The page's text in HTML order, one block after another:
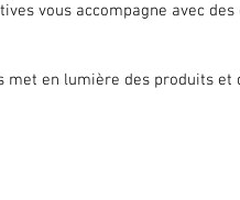
vous accompagne avec
en lumière des produits et